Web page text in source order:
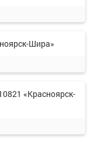
Шира»
«Красноярск-